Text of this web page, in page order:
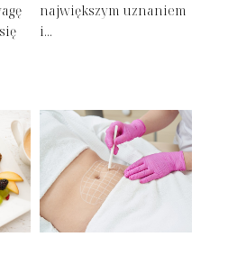
największym uznaniem
i...